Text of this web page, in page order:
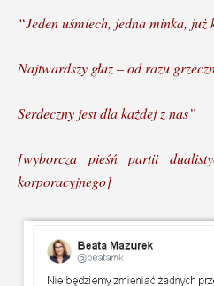
“Jeden uśmiech, jedna minka, już
Najtwardszy głaz – od razu
Serdeczny jest dla każdej z nas”
[wyborcza pieśń partii
korporacyjnego]